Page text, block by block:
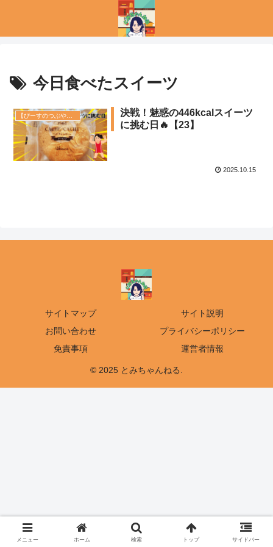
今日食べたスイーツ
【ぴーすのつぶやき】
決戦！魅惑の446kcalスイーツ
に挑む日🔥【23】
2025.10.15
サイトマップ
サイト説明
お問い合わせ
プライバシーポリシー
免責事項
運営者情報
© 2025 とみちゃんねる.
メニュー ホーム 検索 トップ サイドバー